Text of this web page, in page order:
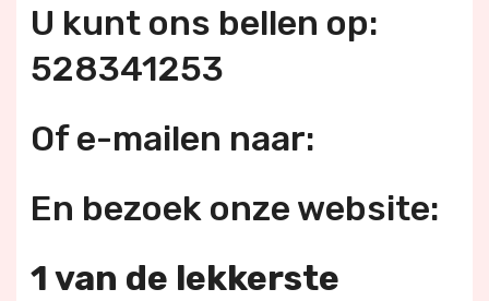
U kunt ons bellen op:
528341253
Of e-mailen naar:
En bezoek onze website:
1 van de lekkerste